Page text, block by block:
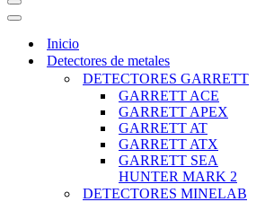
MENÚ
DE
NAVEGACIÓN
MENÚ
DE
NAVEGACIÓN
Inicio
Detectores de metales
DETECTORES GARRETT
GARRETT ACE
GARRETT APEX
GARRETT AT
GARRETT ATX
GARRETT SEA
HUNTER MARK 2
DETECTORES MINELAB